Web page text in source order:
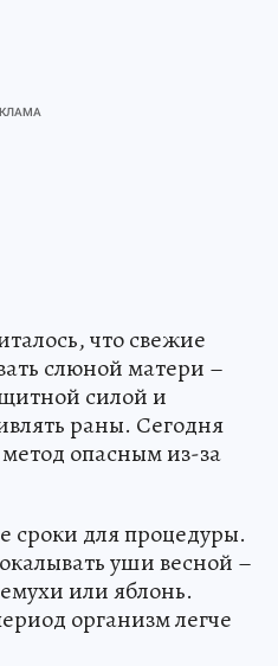
что свежие
слюной матери –
силой и
раны. Сегодня
опасным из-за
сроки для процедуры.
уши весной –
или яблонь.
организм легче